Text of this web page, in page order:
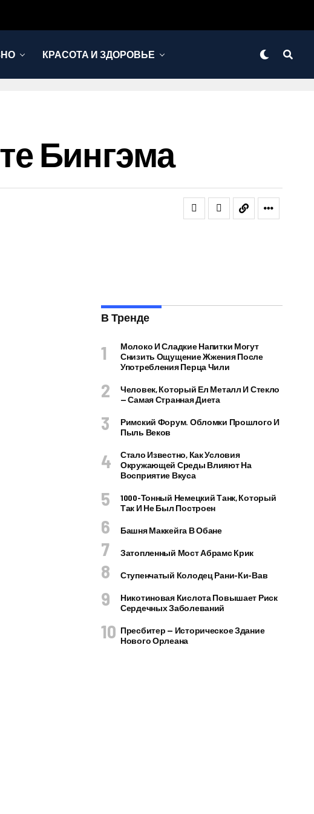
КРАСОТА И ЗДОРОВЬЕ
Бингэма
В Тренде
Молоко И Сладкие Напитки Могут
Снизить Ощущение Жжения После
Употребления Перца Чили
Человек, Который Ел Металл И Стекло
— Самая Странная Диета
Римский Форум. Обломки Прошлого И
Пыль Веков
Стало Известно, Как Условия
Окружающей Среды Влияют На
Восприятие Вкуса
1000-Тонный Немецкий Танк, Который
Так И Не Был Построен
Башня Маккейга В Обане
Затопленный Мост Абрамс Крик
Ступенчатый Колодец Рани-Ки-Вав
Никотиновая Кислота Повышает Риск
Сердечных Заболеваний
Пресбитер — Историческое Здание
Нового Орлеана